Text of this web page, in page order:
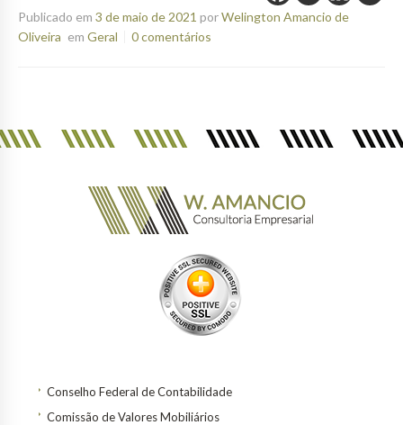
Publicado em 3 de maio de 2021 porWelington Amancio de
Oliveira em Geral 0 comentários
Conselho Federal de Contabilidade
Comissão de Valores Mobiliários